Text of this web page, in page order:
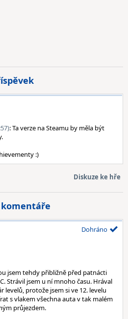
: Ta verze na Steamu by měla být
:)
Diskuze ke hře
Dohráno
jsem tehdy přibližně před patnácti
Strávil jsem u ní mnoho času. Hrával
levelů, protože jsem si ve 12. levelu
s vlakem všechna auta v tak malém
průjezdem.